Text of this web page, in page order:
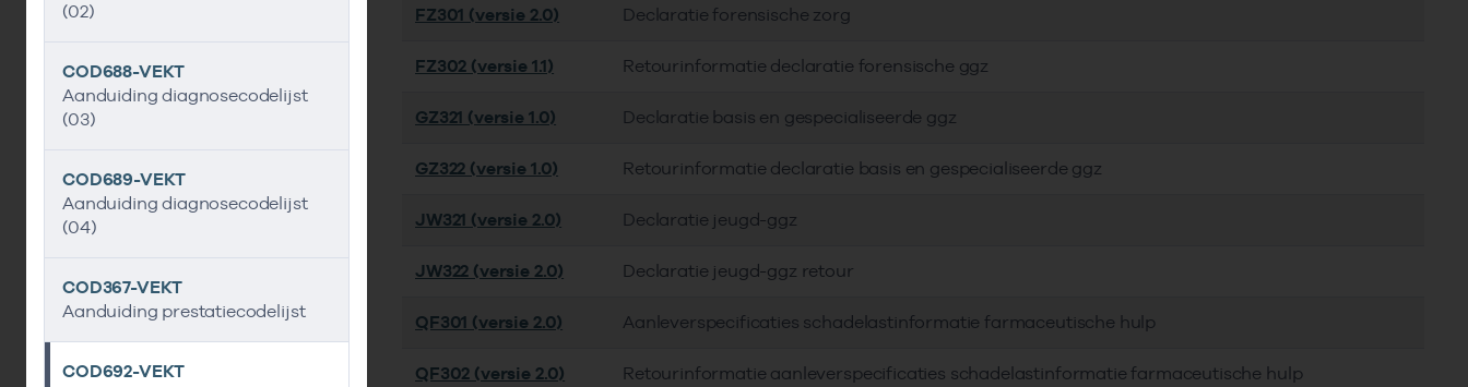
(02)
COD688-VEKT
Aanduiding diagnosecodelijst
(03)
COD689-VEKT
Aanduiding diagnosecodelijst
(04)
COD367-VEKT
Aanduiding prestatiecodelijst
COD692-VEKT
FZ301 (versie 2.0) Declaratie forensische zorg
FZ302 (versie 1.1) Retourinformatie declaratie forensische ggz
GZ321 (versie 1.0) Declaratie basis en gespecialiseerde ggz
GZ322 (versie 1.0) Retourinformatie declaratie basis en gespecialiseerde ggz
JW321 (versie 2.0) Declaratie jeugd-ggz
JW322 (versie 2.0) Declaratie jeugd-ggz retour
QF301 (versie 2.0) Aanleverspecificaties schadelastinformatie farmaceutische hulp
QF302 (versie 2.0) Retourinformatie aanleverspecificaties schadelastinformatie farmaceutische hulp